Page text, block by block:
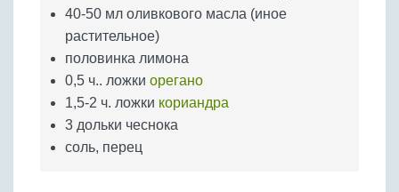
40-50 мл оливкового масла (иное
растительное)
половинка лимона
0,5 ч.. ложки орегано
1,5-2 ч. ложки кориандра
3 дольки чеснока
соль, перец